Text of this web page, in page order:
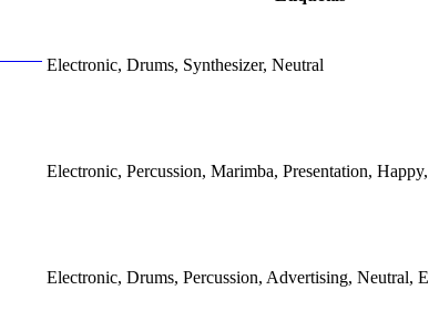
Electronic, Drums, Synthesizer, Neutral
Electronic, Percussion, Marimba, Presentation,
Electronic, Drums, Percussion, Advertising, Neutral,